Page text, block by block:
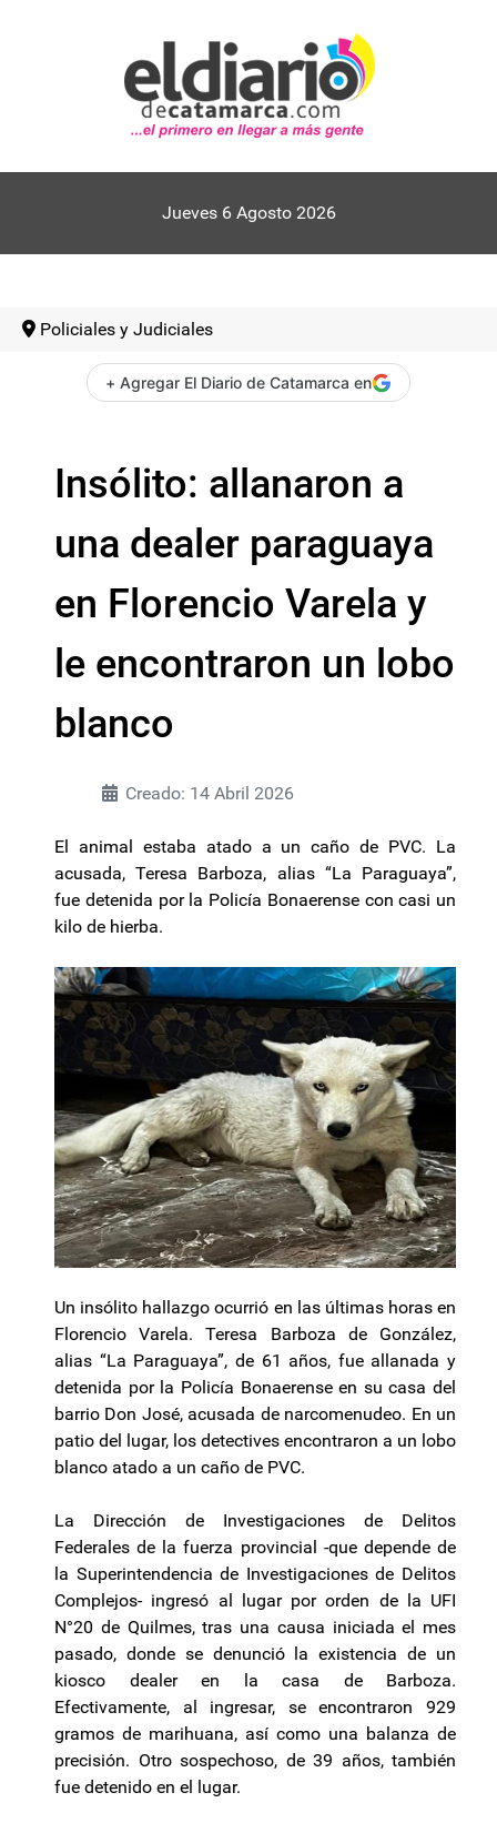
Jueves 6 Agosto 2026
Policiales y Judiciales
+ Agregar El Diario de Catamarca en
Insólito: allanaron a
una dealer paraguaya
en Florencio Varela y
le encontraron un lobo
blanco
Creado: 14 Abril 2026
El animal estaba atado a un caño de PVC. La
acusada, Teresa Barboza, alias “La Paraguaya”,
fue detenida por la Policía Bonaerense con casi un
kilo de hierba.
Un insólito hallazgo ocurrió en las últimas horas en
Florencio Varela. Teresa Barboza de González,
alias “La Paraguaya”, de 61 años, fue allanada y
detenida por la Policía Bonaerense en su casa del
barrio Don José, acusada de narcomenudeo. En un
patio del lugar, los detectives encontraron a un lobo
blanco atado a un caño de PVC.
La Dirección de Investigaciones de Delitos
Federales de la fuerza provincial -que depende de
la Superintendencia de Investigaciones de Delitos
Complejos- ingresó al lugar por orden de la UFI
N°20 de Quilmes, tras una causa iniciada el mes
pasado, donde se denunció la existencia de un
kiosco dealer en la casa de Barboza.
Efectivamente, al ingresar, se encontraron 929
gramos de marihuana, así como una balanza de
precisión. Otro sospechoso, de 39 años, también
fue detenido en el lugar.